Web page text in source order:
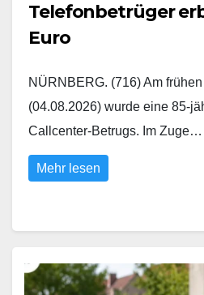
Telefonbetrüger
Euro
NÜRNBERG. (716) Am
(04.08.2026) wurde eine 85-
Callcenter-Betrugs. Im Zuge…
Mehr lesen